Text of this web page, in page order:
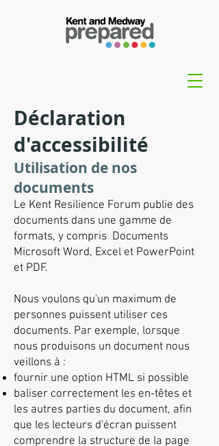
Déclaration
d'accessibilité
Utilisation de nos
documents
Le Kent Resilience Forum publie des
documents dans une gamme de
formats, y compris Documents
Microsoft Word, Excel et PowerPoint
et PDF.
Nous voulons qu'un maximum de
personnes puissent utiliser ces
documents. Par exemple, lorsque
nous produisons un document nous
veillons à :
fournir une option HTML si possible
baliser correctement les en-têtes et
les autres parties du document, afin
que les lecteurs d'écran puissent
comprendre la structure de la page